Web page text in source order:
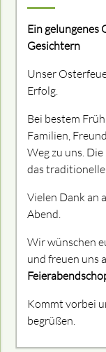
Ein gelungenes
Gesichtern
Unser
Erfolg.
Bei bestem
Familien,
Weg zu uns.
das
Vielen Dank an
Abend.
Wir wünschen
und freuen uns
Kommt vorbei
begrüßen.